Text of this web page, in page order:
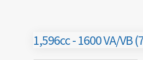
1,596cc - 1600 VA/VB